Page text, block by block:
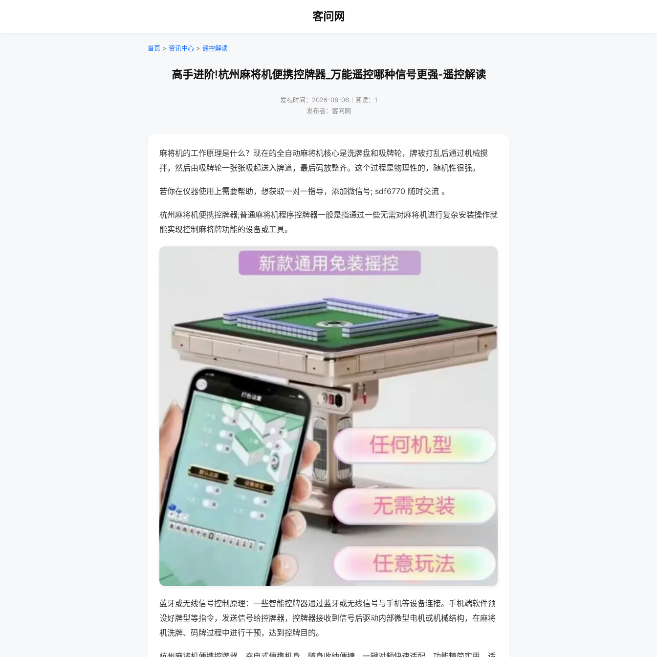
客问网
首页 > 资讯中心 > 遥控解读
高手进阶!杭州麻将机便携控牌器_万能遥控哪种信号更强-遥控解读
发布时间：2026-08-06｜阅读：1
发布者：客问网
麻将机的工作原理是什么？现在的全自动麻将机核心是洗牌盘和吸牌轮，牌被打乱后通过机械搅
拌，然后由吸牌轮一张张吸起送入牌道，最后码放整齐。这个过程是物理性的，随机性很强。
若你在仪器使用上需要帮助，想获取一对一指导，添加微信号; sdf6770 随时交流 。
杭州麻将机便携控牌器;普通麻将机程序控牌器一般是指通过一些无需对麻将机进行复杂安装操作就
能实现控制麻将牌功能的设备或工具。
蓝牙或无线信号控制原理：一些智能控牌器通过蓝牙或无线信号与手机等设备连接。手机端软件预
设好牌型等指令，发送信号给控牌器，控牌器接收到信号后驱动内部微型电机或机械结构，在麻将
机洗牌、码牌过程中进行干预，达到控牌目的。